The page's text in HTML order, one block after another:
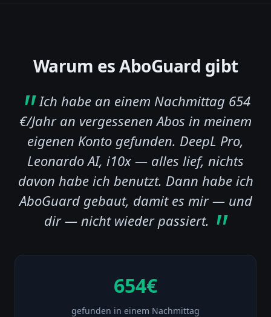
Warum es AboGuard gibt
Ich habe an einem Nachmittag 654
€/Jahr an vergessenen Abos in meinem
eigenen Konto gefunden. DeepL Pro,
Leonardo AI, i10x — alles lief, nichts
davon habe ich benutzt. Dann habe ich
AboGuard gebaut, damit es mir — und
dir — nicht wieder passiert.
654€
gefunden in einem Nachmittag